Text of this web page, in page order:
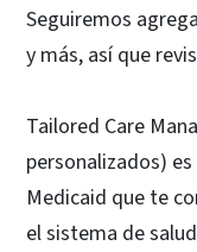
Seguiremos
y más, así que
Tailored Care
personalizados)
Medicaid que te
el sistema de